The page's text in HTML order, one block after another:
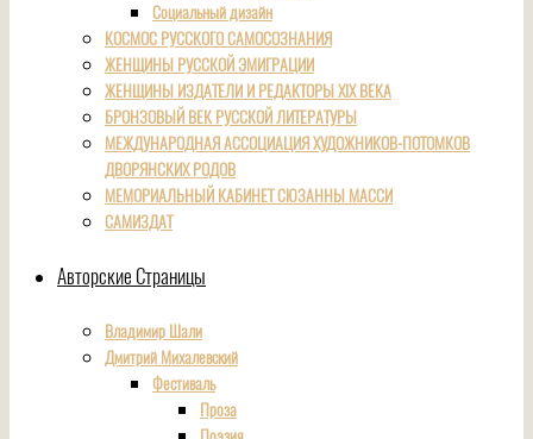
Социальный дизайн
КОСМОС РУССКОГО САМОСОЗНАНИЯ
ЖЕНЩИНЫ РУССКОЙ ЭМИГРАЦИИ
ЖЕНЩИНЫ ИЗДАТЕЛИ И РЕДАКТОРЫ XIX ВЕКА
БРОНЗОВЫЙ ВЕК РУССКОЙ ЛИТЕРАТУРЫ
МЕЖДУНАРОДНАЯ АССОЦИАЦИЯ ХУДОЖНИКОВ-ПОТОМКОВ
ДВОРЯНСКИХ РОДОВ
МЕМОРИАЛЬНЫЙ КАБИНЕТ СЮЗАННЫ МАССИ
САМИЗДАТ
Авторские Страницы
Владимир Шали
Дмитрий Михалевский
Фестиваль
Проза